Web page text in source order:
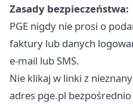
Zasady bezpieczeństwa:
PGE nigdy nie prosi o
faktury lub danych
e-mail lub SMS.
Nie klikaj w linki z
adres pge.pl